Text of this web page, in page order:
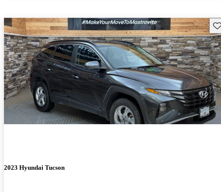
2023 Hyundai Tucson